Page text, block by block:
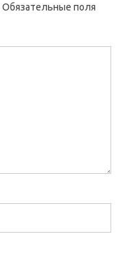
Обязательные поля